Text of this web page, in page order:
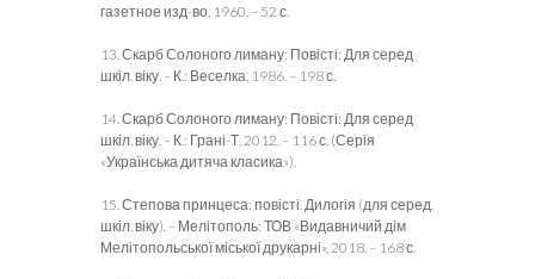
газетное изд-во, 1960. – 52 с.
13. Скарб Солоного лиману: Повісті: Для серед
шкіл. віку. – К.: Веселка, 1986. – 198 с.
14. Скарб Солоного лиману: Повісті: Для серед
шкіл. віку. – К.: Грані-Т, 2012. – 116 с. (Серія
«Українська дитяча класика»).
15. Степова принцеса: повісті. Дилогія (для серед.
шкіл. віку). – Мелітополь: ТОВ «Видавничий дім
Мелітопольської міської друкарні», 2018. – 168 с.